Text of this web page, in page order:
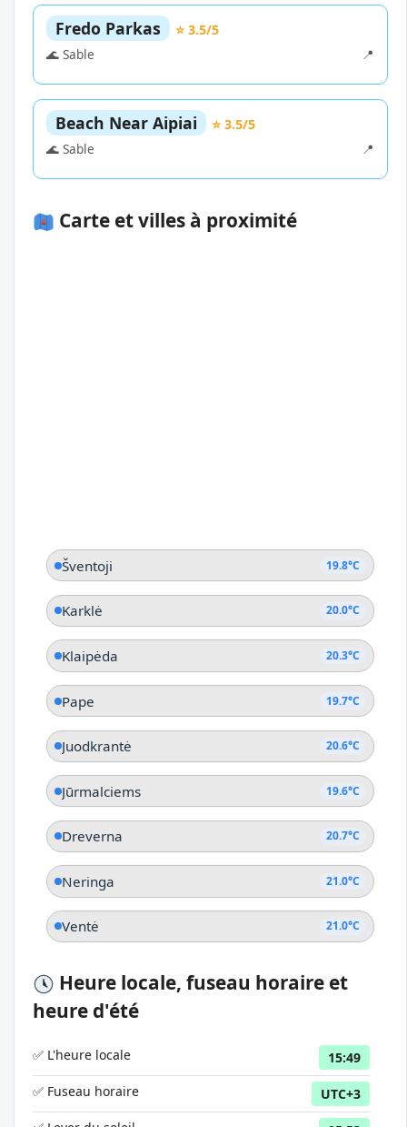
Fredo Parkas
⭐ 3.5/5
🌊 Sable
📍
Beach Near Aipiai
⭐ 3.5/5
🌊 Sable
📍
Carte et villes à proximité
Šventoji 19.8°C
Karklė 20.0°C
Klaipėda 20.3°C
Pape 19.7°C
Juodkrantė 20.6°C
Jūrmalciems 19.6°C
Dreverna 20.7°C
Neringa 21.0°C
Ventė 21.0°C
Heure locale, fuseau horaire et
heure d'été
✅ L'heure locale
15:49
✅ Fuseau horaire
UTC+3